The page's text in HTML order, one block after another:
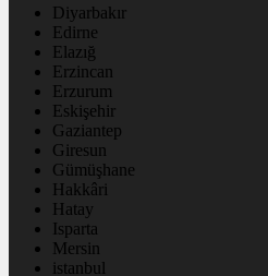
Diyarbakır
Edirne
Elazığ
Erzincan
Erzurum
Eskişehir
Gaziantep
Giresun
Gümüşhane
Hakkâri
Hatay
Isparta
Mersin
istanbul